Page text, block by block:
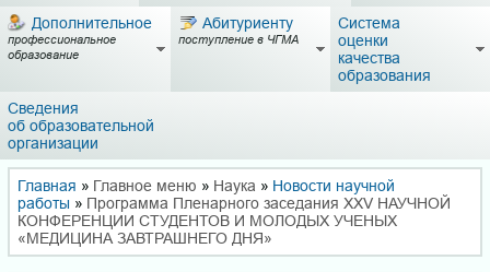
Дополнительное
профессиональное
образование
Абитуриенту
поступление в ЧГМА
Система
оценки
качества
образования
Сведения
об образовательной
организации
Главная » Главное меню » Наука » Новости научной
работы » Программа Пленарного заседания XXV НАУЧНОЙ
КОНФЕРЕНЦИИ СТУДЕНТОВ И МОЛОДЫХ УЧЕНЫХ
«МЕДИЦИНА ЗАВТРАШНЕГО ДНЯ»